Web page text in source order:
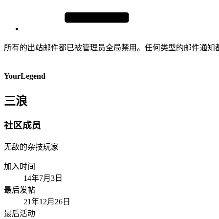
所有的出站邮件都已被管理员全局禁用。任何类型的邮件通知
YourLegend
三浪
社区成员
无敌的杂技玩家
加入时间
14年7月3日
最后发帖
21年12月26日
最后活动